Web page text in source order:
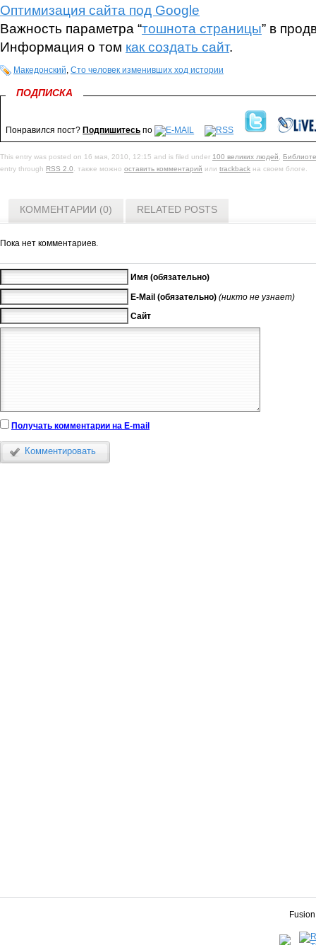
Оптимизация сайта под Google
Важность параметра “тошнота страницы” в
Информация о том как создать сайт.
Македонский, Сто человек изменивших ход истории
ПОДПИСКА
Понравился пост? Подпишитесь по
This entry was posted on 16 мая, 2010, 12:15 and is filed under 100 великих людей,
entry through RSS 2.0. также можно оставить комментарий или trackback на своем блоге.
КОММЕНТАРИИ (0) RELATED POSTS
Пока нет комментариев.
Имя (обязательно)
E-Mail (обязательно) (никто не узнает)
Сайт
Получать комментарии на E-mail
Комментировать